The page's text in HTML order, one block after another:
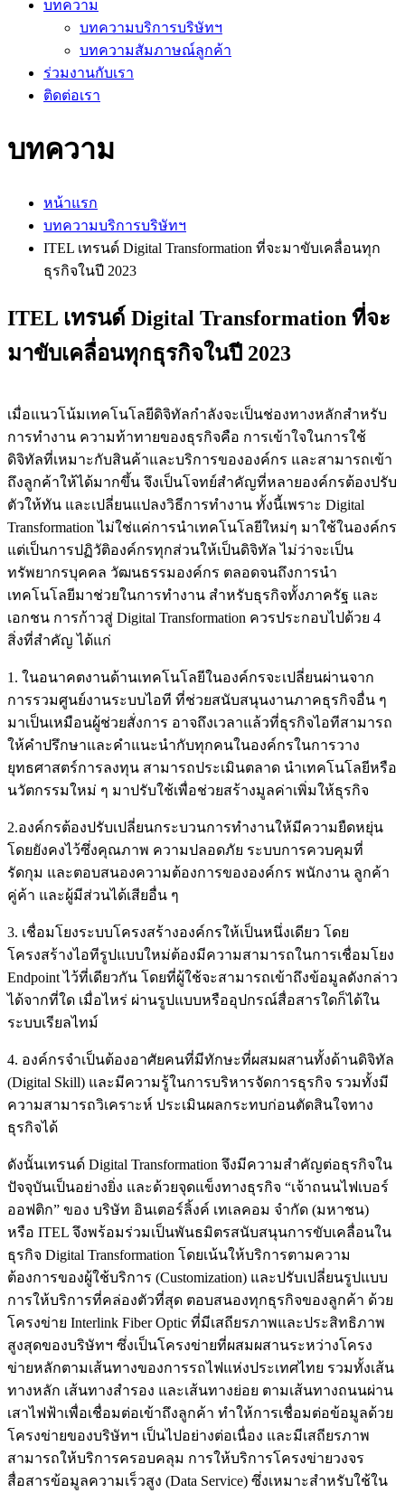
บทความ
บทความบริการบริษัทฯ
บทความสัมภาษณ์ลูกค้า
ร่วมงานกับเรา
ติดต่อเรา
บทความ
หน้าแรก
บทความบริการบริษัทฯ
ITEL เทรนด์ Digital Transformation ที่จะมาขับเคลื่อนทุก
ธุรกิจในปี 2023
ITEL เทรนด์ Digital Transformation ที่จะ
มาขับเคลื่อนทุกธุรกิจในปี 2023
เมื่อแนวโน้มเทคโนโลยีดิจิทัลกำลังจะเป็นช่องทางหลักสำหรับ
การทำงาน ความท้าทายของธุรกิจคือ การเข้าใจในการใช้
ดิจิทัลที่เหมาะกับสินค้าและบริการขององค์กร และสามารถเข้า
ถึงลูกค้าให้ได้มากขึ้น จึงเป็นโจทย์สำคัญที่หลายองค์กรต้องปรับ
ตัวให้ทัน และเปลี่ยนแปลงวิธีการทำงาน ทั้งนี้เพราะ Digital
Transformation ไม่ใช่แค่การนำเทคโนโลยีใหม่ๆ มาใช้ในองค์กร
แต่เป็นการปฏิวัติองค์กรทุกส่วนให้เป็นดิจิทัล ไม่ว่าจะเป็น
ทรัพยากรบุคคล วัฒนธรรมองค์กร ตลอดจนถึงการนำ
เทคโนโลยีมาช่วยในการทำงาน สำหรับธุรกิจทั้งภาครัฐ และ
เอกชน การก้าวสู่ Digital Transformation ควรประกอบไปด้วย 4
สิ่งที่สำคัญ ได้แก่
1. ในอนาคตงานด้านเทคโนโลยีในองค์กรจะเปลี่ยนผ่านจาก
การรวมศูนย์งานระบบไอที ที่ช่วยสนับสนุนงานภาคธุรกิจอื่น ๆ
มาเป็นเหมือนผู้ช่วยสั่งการ อาจถึงเวลาแล้วที่ธุรกิจไอทีสามารถ
ให้คำปรึกษาและคำแนะนำกับทุกคนในองค์กรในการวาง
ยุทธศาสตร์การลงทุน สามารถประเมินตลาด นำเทคโนโลยีหรือ
นวัตกรรมใหม่ ๆ มาปรับใช้เพื่อช่วยสร้างมูลค่าเพิ่มให้ธุรกิจ
2.องค์กรต้องปรับเปลี่ยนกระบวนการทำงานให้มีความยืดหยุ่น
โดยยังคงไว้ซึ่งคุณภาพ ความปลอดภัย ระบบการควบคุมที่
รัดกุม และตอบสนองความต้องการขององค์กร พนักงาน ลูกค้า
คู่ค้า และผู้มีส่วนได้เสียอื่น ๆ
3. เชื่อมโยงระบบโครงสร้างองค์กรให้เป็นหนึ่งเดียว โดย
โครงสร้างไอทีรูปแบบใหม่ต้องมีความสามารถในการเชื่อมโยง
Endpoint ไว้ที่เดียวกัน โดยที่ผู้ใช้จะสามารถเข้าถึงข้อมูลดังกล่าว
ได้จากที่ใด เมื่อไหร่ ผ่านรูปแบบหรืออุปกรณ์สื่อสารใดก็ได้ใน
ระบบเรียลไทม์
4. องค์กรจำเป็นต้องอาศัยคนที่มีทักษะที่ผสมผสานทั้งด้านดิจิทัล
(Digital Skill) และมีความรู้ในการบริหารจัดการธุรกิจ รวมทั้งมี
ความสามารถวิเคราะห์ ประเมินผลกระทบก่อนตัดสินใจทาง
ธุรกิจได้
ดังนั้นเทรนด์ Digital Transformation จึงมีความสำคัญต่อธุรกิจใน
ปัจจุบันเป็นอย่างยิ่ง และด้วยจุดแข็งทางธุรกิจ “เจ้าถนนไฟเบอร์
ออฟติก” ของ บริษัท อินเตอร์ลิ้งค์ เทเลคอม จำกัด (มหาชน)
หรือ ITEL จึงพร้อมร่วมเป็นพันธมิตรสนับสนุนการขับเคลื่อนใน
ธุรกิจ Digital Transformation โดยเน้นให้บริการตามความ
ต้องการของผู้ใช้บริการ (Customization) และปรับเปลี่ยนรูปแบบ
การให้บริการที่คล่องตัวที่สุด ตอบสนองทุกธุรกิจของลูกค้า ด้วย
โครงข่าย Interlink Fiber Optic ที่มีเสถียรภาพและประสิทธิภาพ
สูงสุดของบริษัทฯ ซึ่งเป็นโครงข่ายที่ผสมผสานระหว่างโครง
ข่ายหลักตามเส้นทางของการรถไฟแห่งประเทศไทย รวมทั้งเส้น
ทางหลัก เส้นทางสำรอง และเส้นทางย่อย ตามเส้นทางถนนผ่าน
เสาไฟฟ้าเพื่อเชื่อมต่อเข้าถึงลูกค้า ทำให้การเชื่อมต่อข้อมูลด้วย
โครงข่ายของบริษัทฯ เป็นไปอย่างต่อเนื่อง และมีเสถียรภาพ
สามารถให้บริการครอบคลุม การให้บริการโครงข่ายวงจร
สื่อสารข้อมูลความเร็วสูง (Data Service) ซึ่งเหมาะสำหรับใช้ใน